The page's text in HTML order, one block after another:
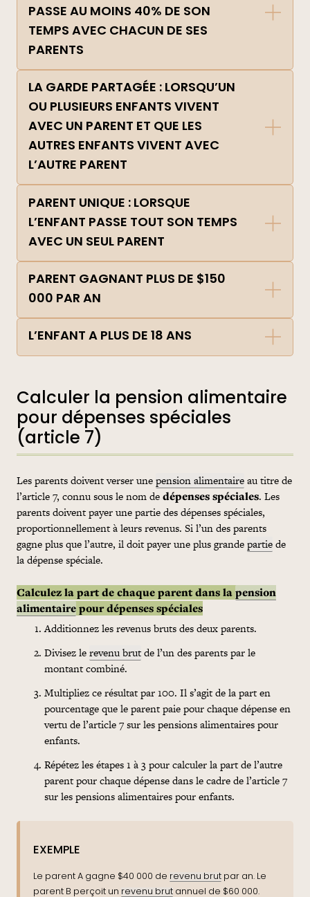
PASSE AU MOINS 40% DE SON
TEMPS AVEC CHACUN DE SES
PARENTS
LA GARDE PARTAGÉE : LORSQU’UN
OU PLUSIEURS ENFANTS VIVENT
AVEC UN PARENT ET QUE LES
AUTRES ENFANTS VIVENT AVEC
L’AUTRE PARENT
PARENT UNIQUE : LORSQUE
L’ENFANT PASSE TOUT SON TEMPS
AVEC UN SEUL PARENT
PARENT GAGNANT PLUS DE $150
000 PAR AN
L’ENFANT A PLUS DE 18 ANS
Calculer la pension alimentaire
pour dépenses spéciales
(article 7)
Les parents doivent verser unepension alimentaireau titre de
l’article 7, connu sous le nom dedépenses spéciales. Les
parents doivent payer unepartiedes dépenses spéciales,
proportionnellement à leurs revenus. Si l’un des parents
gagne plus que l’autre, il doit payer une plus grandepartiede
la dépense spéciale.
Calculez la part de chaque parent dans lapension
alimentairepour dépenses spéciales
Additionnez les revenus bruts des deux parents.
Divisez lerevenu brutde l’un des parents par le
montant combiné.
Multipliez ce résultat par 100. Il s’agit de la part en
pourcentage que le parent paie pour chaque dépense en
vertu de l’article 7 sur les pensions alimentaires pour
enfants.
Répétez les étapes 1 à 3 pour calculer la part de l’autre
parent pour chaque dépense dans le cadre de l’article 7
sur les pensions alimentaires pour enfants.
EXEMPLE
Le parent A gagne $40 000 de revenu brut par an. Le
parent B perçoit un revenu brut annuel de $60 000.